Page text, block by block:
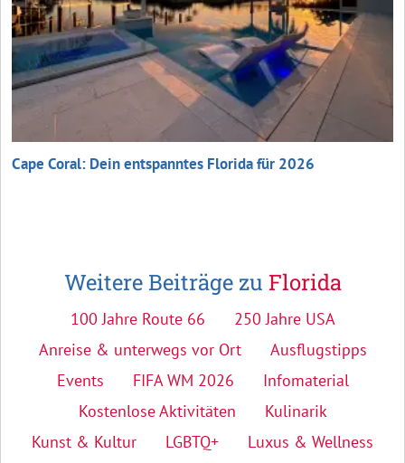
Cape Coral: Dein entspanntes Florida für 2026
Weitere Beiträge zu Florida
100 Jahre Route 66
250 Jahre USA
Anreise & unterwegs vor Ort
Ausflugstipps
Events
FIFA WM 2026
Infomaterial
Kostenlose Aktivitäten
Kulinarik
Kunst & Kultur
LGBTQ+
Luxus & Wellness